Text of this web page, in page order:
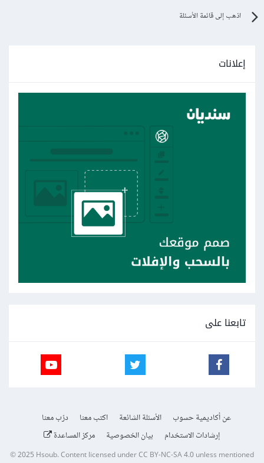
اذهب إلى قائمة الأسئلة
إعلانات
تابعنا على
عن أكاديمية حسوب الأسئلة الشائعة اكتب معنا
درّب معنا
إرشادات الاستخدام
بيان الخصوصية مركز المساعدة
© 2025Hsoub.Content licensed underCC BY-NC-SA 4.0unless mentioned